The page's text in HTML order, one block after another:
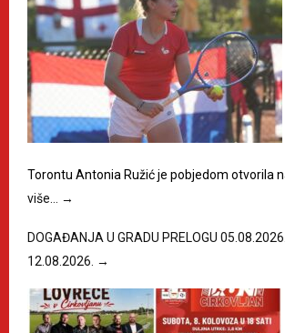
Torontu Antonia Ružić je pobjedom otvorila
više…
→
DOGAĐANJA U GRADU PRELOGU
12.08.2026. →